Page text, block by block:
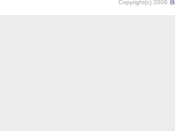
Copyright(c) 2008